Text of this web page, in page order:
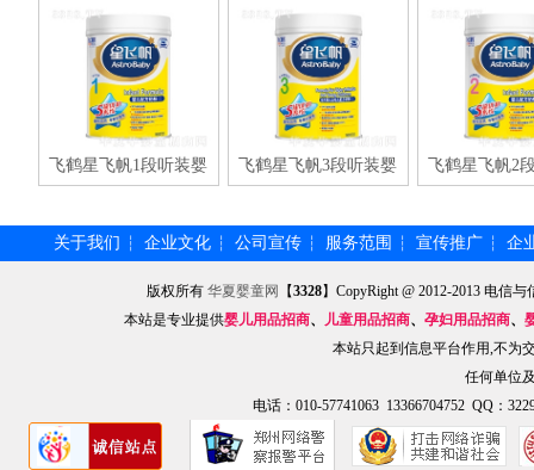
飞鹤星飞帆1段听装婴 飞鹤星飞帆3段听装婴 飞鹤星飞帆2
关于我们 ┆ 企业文化 ┆ 公司宣传 ┆ 服务范围 ┆ 宣传推广 ┆ 企
版权所有华夏婴童网 【3328】CopyRight @ 2012-2013 电信
本站是专业提供婴儿用品招商、 儿童用品招商、 孕妇用品招商、
本站只起到信息平台作用,不为
任何单位
电话：010-57741063 13366704752 QQ：